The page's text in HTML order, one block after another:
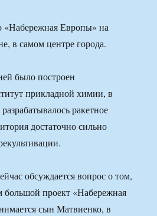
«Набережная Европы» на
в самом центре города.
было построен
прикладной химии, в
ракетное
достаточно сильно
обсуждается вопрос о том,
большой проект «Набережная
сын Матвиенко, в